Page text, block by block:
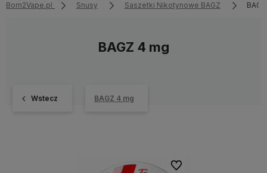
Born2Vape.pl Snusy Saszetki Nikotynowe BAGZ
BAGZ 4 mg
Wstecz BAGZ 4 mg
Do ulubionych